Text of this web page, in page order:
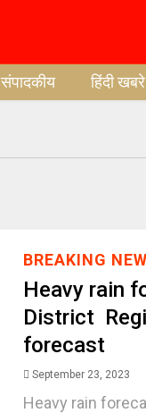
संपादकीय हिंदी खबरे
BREAKING
Heavy rain
District
forecast
September 23, 2023
Heavy rain